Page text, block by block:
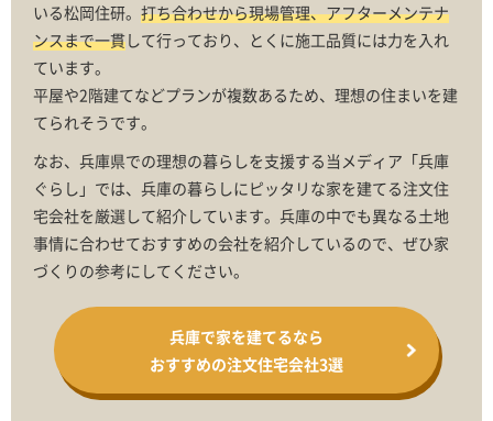
いる松岡住研。 打ち合わせから現場管理、アフターメンテナ
ンスまで一貫して行っており、とくに施工品質には力を入れ
ています。
平屋や2階建てなどプランが複数あるため、理想の住まいを建
てられそうです。
なお、兵庫県での理想の暮らしを支援する当メディア「兵庫
ぐらし」では、兵庫の暮らしにピッタリな家を建てる注文住
宅会社を厳選して紹介しています。兵庫の中でも異なる土地
事情に合わせておすすめの会社を紹介しているので、ぜひ家
づくりの参考にしてください。
兵庫で家を建てるなら
おすすめの注文住宅会社3選